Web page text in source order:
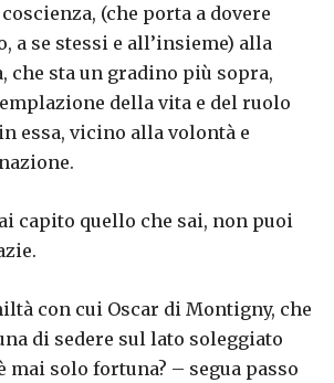
(che porta a dovere
a se stessi e all’insieme) alla
che sta un gradino più sopra,
della vita e del ruolo
essa, vicino alla volontà e
capito quello che sai, non puoi
con cui Oscar di Montigny, che
di sedere sul lato soleggiato
mai solo fortuna? – segua passo